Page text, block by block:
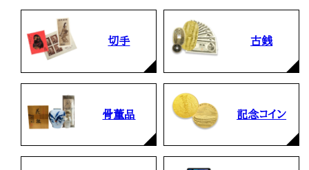
切手 古銭
骨董品 記念コイン